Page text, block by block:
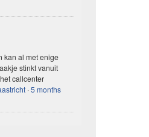
kan al met enige
stinkt vanuit
callcenter
·5 months